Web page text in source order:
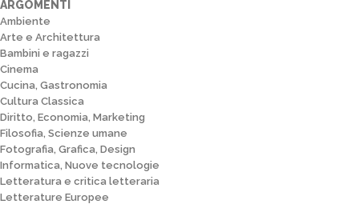
ARGOMENTI
Ambiente
Arte e Architettura
Bambini e ragazzi
Cinema
Cucina, Gastronomia
Cultura Classica
Diritto, Economia, Marketing
Filosofia, Scienze umane
Fotografia, Grafica, Design
Informatica, Nuove tecnologie
Letteratura e critica letteraria
Letterature Europee